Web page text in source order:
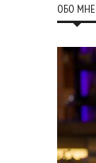
ОБО МНЕ